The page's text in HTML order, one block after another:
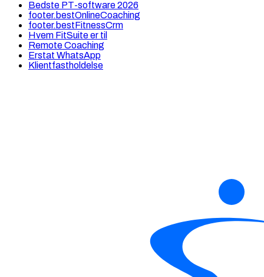
Bedste PT-software 2026
footer.bestOnlineCoaching
footer.bestFitnessCrm
Hvem FitSuite er til
Remote Coaching
Erstat WhatsApp
Klientfastholdelse